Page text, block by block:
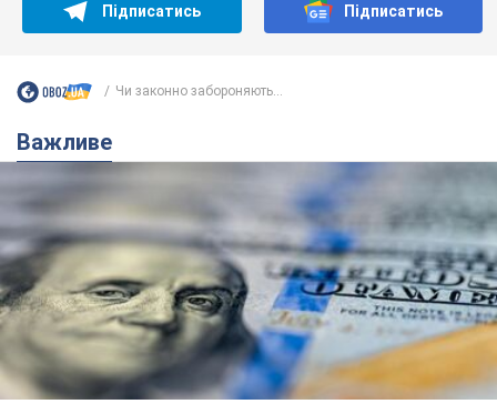
Підписатись Підписатись
Чи законно забороняють...
Важливе